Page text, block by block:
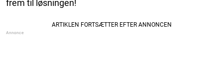
frem til løsningen!